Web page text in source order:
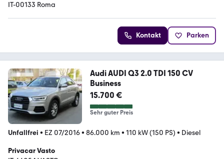
IT-00133 Roma
Kontakt Parken
Audi AUDI Q3 2.0 TDI 150 CV
Business
15.700 €
Sehr guter Preis
Unfallfrei • EZ 07/2016• 86.000 km • 110 kW (150 PS) • Diesel
Privacar Vasto